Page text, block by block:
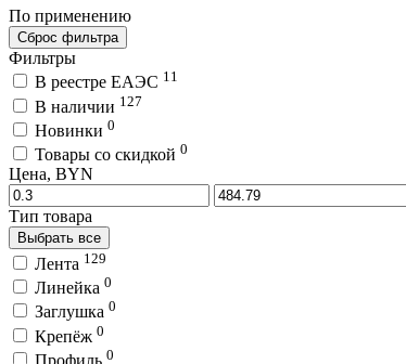
По применению
Сброс фильтра
Фильтры
В реестре ЕАЭС 11
В наличии 127
Новинки 0
Товары со скидкой 0
Цена, BYN
Тип товара
Выбрать все
Лента 129
Линейка 0
Заглушка 0
Крепёж 0
Профиль 0